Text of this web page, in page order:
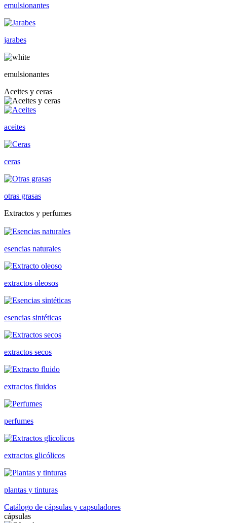
emulsionantes
jarabes
emulsionantes
Aceites y ceras
aceites
ceras
otras grasas
Extractos y perfumes
esencias naturales
extractos oleosos
esencias sintéticas
extractos secos
extractos fluidos
perfumes
extractos glicólicos
plantas y tinturas
Catálogo de cápsulas y capsuladores
cápsulas